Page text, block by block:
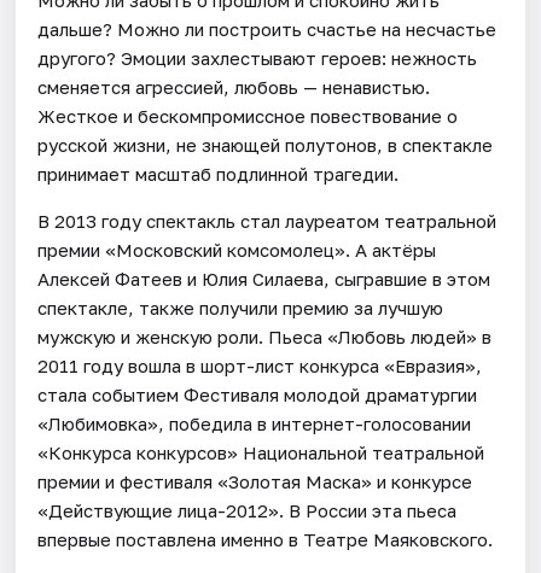
дальше? Можно ли построить счастье на несчастье
другого? Эмоции захлестывают героев: нежность
сменяется агрессией, любовь — ненавистью.
Жесткое и бескомпромиссное повествование о
русской жизни, не знающей полутонов, в спектакле
принимает масштаб подлинной трагедии.
В 2013 году спектакль стал лауреатом театральной
премии «Московский комсомолец». А актёры
Алексей Фатеев и Юлия Силаева, сыгравшие в этом
спектакле, также получили премию за лучшую
мужскую и женскую роли. Пьеса «Любовь людей» в
2011 году вошла в шорт-лист конкурса «Евразия»,
стала событием Фестиваля молодой драматургии
«Любимовка», победила в интернет-голосовании
«Конкурса конкурсов» Национальной театральной
премии и фестиваля «Золотая Маска» и конкурсе
«Действующие лица-2012». В России эта пьеса
впервые поставлена именно в Театре Маяковского.